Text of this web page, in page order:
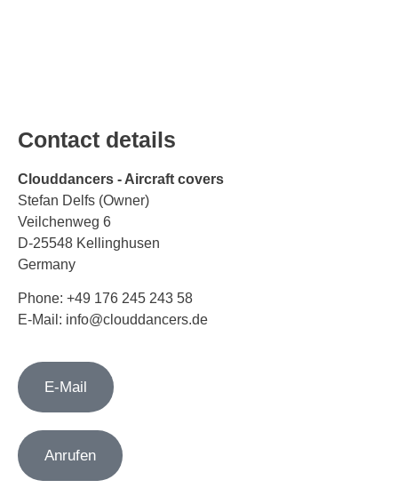
Contact details
Clouddancers - Aircraft covers
Stefan Delfs (Owner)
Veilchenweg 6
D-25548 Kellinghusen
Germany
Phone: +49 176 245 243 58
E-Mail: info@clouddancers.de
E-Mail
Anrufen